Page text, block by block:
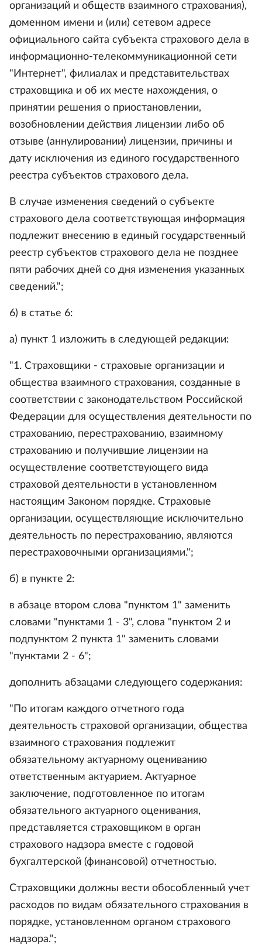
организаций и обществ взаимного страхования),
доменном имени и (или) сетевом адресе
официального сайта субъекта страхового дела в
информационно-телекоммуникационной сети
"Интернет", филиалах и представительствах
страховщика и об их месте нахождения, о
принятии решения о приостановлении,
возобновлении действия лицензии либо об
отзыве (аннулировании) лицензии, причины и
дату исключения из единого государственного
реестра субъектов страхового дела.
В случае изменения сведений о субъекте
страхового дела соответствующая информация
подлежит внесению в единый государственный
реестр субъектов страхового дела не позднее
пяти рабочих дней со дня изменения указанных
сведений.";
6) в статье 6:
а) пункт 1 изложить в следующей редакции:
"1. Страховщики - страховые организации и
общества взаимного страхования, созданные в
соответствии с законодательством Российской
Федерации для осуществления деятельности по
страхованию, перестрахованию, взаимному
страхованию и получившие лицензии на
осуществление соответствующего вида
страховой деятельности в установленном
настоящим Законом порядке. Страховые
организации, осуществляющие исключительно
деятельность по перестрахованию, являются
перестраховочными организациями.";
б) в пункте 2:
в абзаце втором слова "пунктом 1" заменить
словами "пунктами 1 - 3", слова "пунктом 2 и
подпунктом 2 пункта 1" заменить словами
"пунктами 2 - 6";
дополнить абзацами следующего содержания:
"По итогам каждого отчетного года
деятельность страховой организации, общества
взаимного страхования подлежит
обязательному актуарному оцениванию
ответственным актуарием. Актуарное
заключение, подготовленное по итогам
обязательного актуарного оценивания,
представляется страховщиком в орган
страхового надзора вместе с годовой
бухгалтерской (финансовой) отчетностью.
Страховщики должны вести обособленный учет
расходов по видам обязательного страхования в
порядке, установленном органом страхового
надзора.";